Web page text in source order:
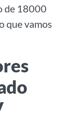
de 18000
que vamos